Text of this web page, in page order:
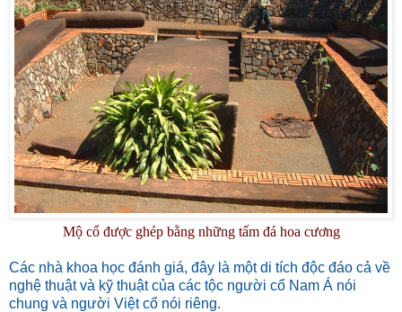
Mộ cổ được ghép bằng những tấm đá hoa cương
Các nhà khoa học đánh giá, đây là một di tích độc đáo cả về
nghệ thuật và kỹ thuật của các tộc người cổ Nam Á nói
chung và người Việt cổ nói riêng.